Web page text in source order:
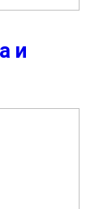
и